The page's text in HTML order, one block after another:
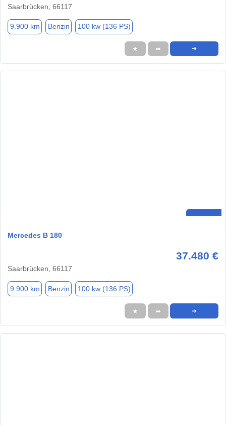
Saarbrücken, 66117
9.900 km Benzin 100 kw (136 PS)
★ ➦ ➜
Mercedes B 180
37.480 €
Saarbrücken, 66117
9.900 km Benzin 100 kw (136 PS)
★ ➦ ➜